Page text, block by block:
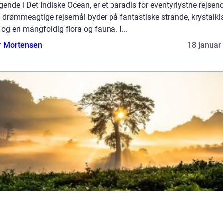
i Det Indiske Ocean, er et paradis for eventyrlystne
drømmeagtige rejsemål byder på fantastiske strande,
en mangfoldig flora og fauna. I...
Mortensen
18 januar